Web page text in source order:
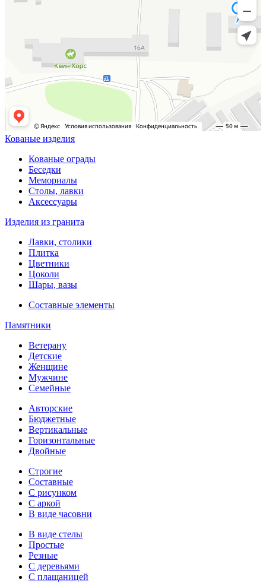
Кованые изделия
Кованые ограды
Беседки
Мемориалы
Столы, лавки
Аксессуары
Изделия из гранита
Лавки, столики
Плитка
Цветники
Цоколи
Шары, вазы
Составные элементы
Памятники
Ветерану
Детские
Женщине
Мужчине
Семейные
Авторские
Бюджетные
Вертикальные
Горизонтальные
Двойные
Строгие
Составные
С рисунком
С аркой
В виде часовни
В виде стелы
Простые
Резные
С деревьями
С плащаницей